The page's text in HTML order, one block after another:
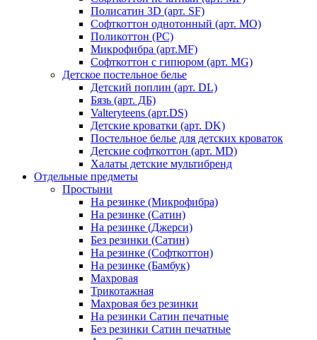
Полисатин 3D (арт. SF)
Софткоттон однотонный (арт. MO)
Поликоттон (PC)
Микрофибра (арт.MF)
Софткоттон с гипюром (арт. MG)
Детское постельное белье
Детский поплин (арт. DL)
Бязь (арт. ДБ)
Valteryteens (арт.DS)
Детские кроватки (арт. DK)
Постельное белье для детских кроваток
Детские софткоттон (арт. MD)
Халаты детские мультибренд
Отдельные предметы
Простыни
На резинке (Микрофибра)
На резинке (Сатин)
На резинке (Джерси)
Без резинки (Сатин)
На резинке (Софткоттон)
На резинке (Бамбук)
Махровая
Трикотажная
Махровая без резинки
На резинки Сатин печатные
Без резинки Сатин печатные